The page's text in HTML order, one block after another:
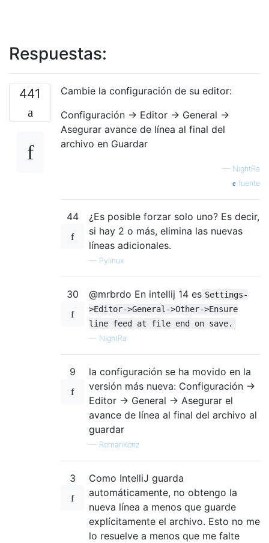
Respuestas:
441
Cambie la configuración de su editor:
Configuración → Editor → General →
Asegurar avance de línea al final del
archivo en Guardar
— NightRa
fuente
44
¿Es posible forzar solo uno? Es decir,
si hay 2 o más, elimina las nuevas
líneas adicionales.
— Pylinux
30 @mrbrdo En intellij 14 es Settings-
>Editor->General->Other->Ensure
line feed at file end on save.
— NightRa
9
la configuración se ha movido en la
versión más nueva: Configuración ->
Editor -> General -> Asegurar el
avance de línea al final del archivo al
guardar
— RomanKonz
3
Como IntelliJ guarda
automáticamente, no obtengo la
nueva línea a menos que guarde
explícitamente el archivo. Esto no me
lo resuelve a menos que me falte